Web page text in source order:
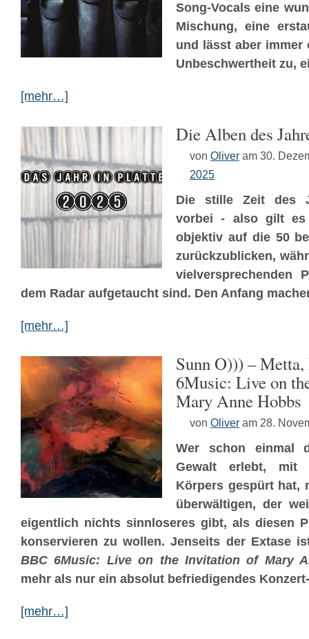
Song-Vocals eine
Mischung, eine
und lässt aber
Unbeschwertheit zu,
[mehr…]
Die Alben des
von Oliver am 30.
2025
Die stille Zeit des
vorbei - also gilt es
objektiv auf die 50
zurückzublicken,
vielversprechenden
dem Radar aufgetaucht sind. Den Anfang
[mehr…]
Sunn O))) –
6Music: Live on
Mary Anne Hobbs
von Oliver am 28.
Wer schon einmal
Gewalt erlebt, mit
Körpers gespürt hat,
überwältigen, der
eigentlich nichts sinnloseres gibt, als diesen
konservieren zu wollen. Jenseits der Extase
BBC 6Music: Live on the Invitation of Mary
mehr als nur ein absolut befriedigendes
[mehr…]